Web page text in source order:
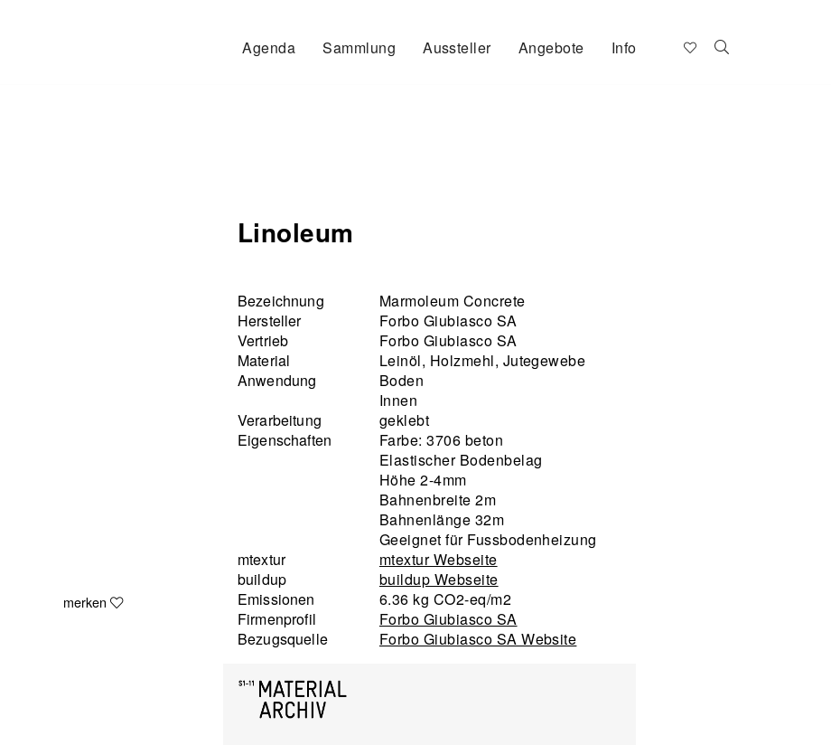
Agenda Sammlung Aussteller Angebote Info
merken
Linoleum
Bezeichnung
Marmoleum Concrete
Hersteller
Forbo Giubiasco SA
Vertrieb
Forbo Giubiasco SA
Material
Leinöl, Holzmehl, Jutegewebe
Anwendung
Boden
Innen
Verarbeitung
geklebt
Eigenschaften
Farbe: 3706 beton
Elastischer Bodenbelag
Höhe 2-4mm
Bahnenbreite 2m
Bahnenlänge 32m
Geeignet für Fussbodenheizung
mtextur
mtextur Webseite
buildup
buildup Webseite
Emissionen
6.36 kg CO2-eq/m2
Firmenprofil
Forbo Giubiasco SA
Bezugsquelle
Forbo Giubiasco SA Website